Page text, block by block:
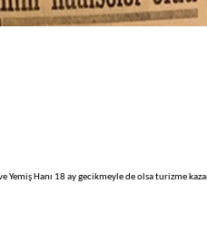
Yemiş Hanı 18 ay gecikmeyle de olsa turizme